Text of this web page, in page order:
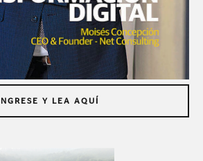
INGRESE Y LEA AQUÍ